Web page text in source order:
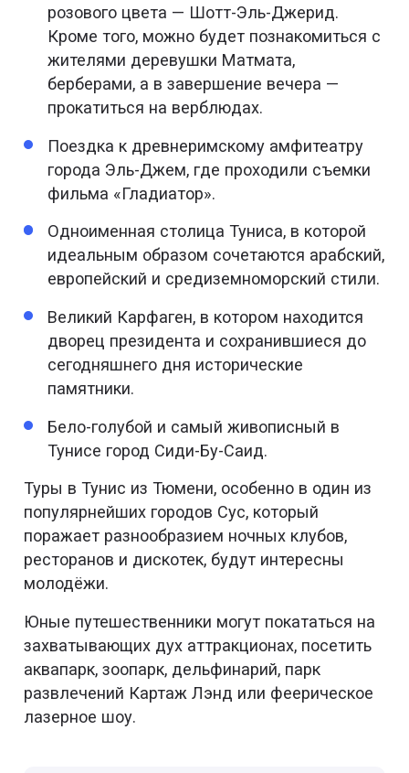
розового цвета — Шотт-Эль-Джерид.
Кроме того, можно будет познакомиться с
жителями деревушки Матмата,
берберами, а в завершение вечера —
прокатиться на верблюдах.
Поездка к древнеримскому амфитеатру
города Эль-Джем, где проходили съемки
фильма «Гладиатор».
Одноименная столица Туниса, в которой
идеальным образом сочетаются арабский,
европейский и средиземноморский стили.
Великий Карфаген, в котором находится
дворец президента и сохранившиеся до
сегодняшнего дня исторические
памятники.
Бело-голубой и самый живописный в
Тунисе город Сиди-Бу-Саид.
Туры в Тунис из Тюмени, особенно в один из
популярнейших городов Сус, который
поражает разнообразием ночных клубов,
ресторанов и дискотек, будут интересны
молодёжи.
Юные путешественники могут покататься на
захватывающих дух аттракционах, посетить
аквапарк, зоопарк, дельфинарий, парк
развлечений Картаж Лэнд или феерическое
лазерное шоу.